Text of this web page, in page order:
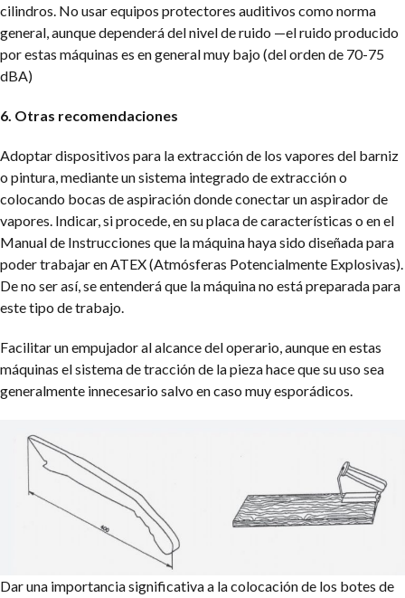
cilindros. No usar equipos protectores auditivos como norma
general, aunque dependerá del nivel de ruido —el ruido producido
por estas máquinas es en general muy bajo (del orden de 70-75
dBA)
6. Otras recomendaciones
Adoptar dispositivos para la extracción de los vapores del barniz
o pintura, mediante un sistema integrado de extracción o
colocando bocas de aspiración donde conectar un aspirador de
vapores. Indicar, si procede, en su placa de características o en el
Manual de Instrucciones que la máquina haya sido diseñada para
poder trabajar en ATEX (Atmósferas Potencialmente Explosivas).
De no ser así, se entenderá que la máquina no está preparada para
este tipo de trabajo.
Facilitar un empujador al alcance del operario, aunque en estas
máquinas el sistema de tracción de la pieza hace que su uso sea
generalmente innecesario salvo en caso muy esporádicos.
Dar una importancia significativa a la colocación de los botes de